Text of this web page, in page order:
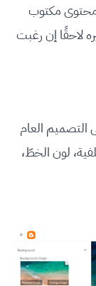
محتوى مكتوب
لاحقًا إن رغبت
العام
لون الخطّ،